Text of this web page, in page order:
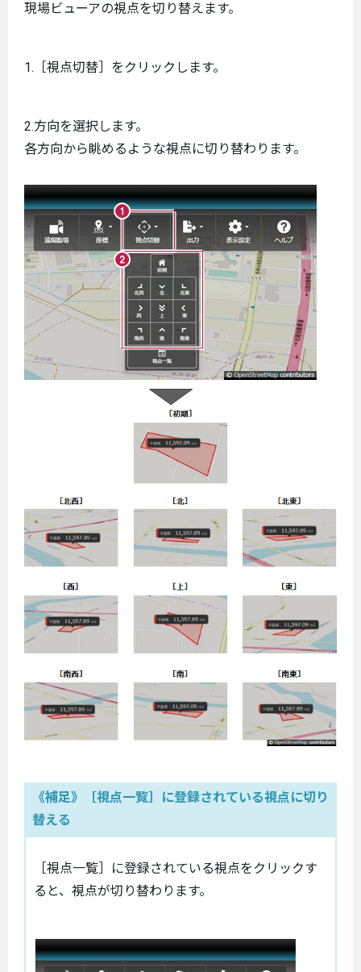
現場ビューアの視点を切り替えます。
1.［視点切替］をクリックします。
2.方向を選択します。
各方向から眺めるような視点に切り替わります。
《補足》［視点一覧］に登録されている視点に切り
替える
［視点一覧］に登録されている視点をクリックす
ると、視点が切り替わります。